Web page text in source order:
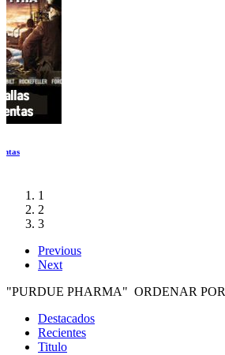
1
2
3
Previous
Next
"PURDUE PHARMA" ORDENAR POR
Destacados
Recientes
Titulo